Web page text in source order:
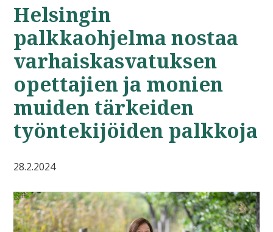
Helsingin
palkkaohjelma nostaa
varhaiskasvatuksen
opettajien ja monien
muiden tärkeiden
työntekijöiden palkkoja
28.2.2024